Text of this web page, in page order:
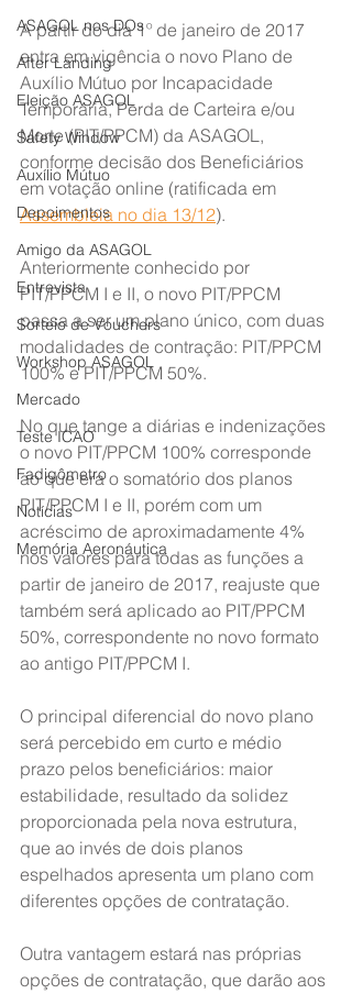
ASAGOL nos DOs
After Landing
Eleição ASAGOL
Safety Window
Auxílio Mútuo
Depoimentos
Amigo da ASAGOL
Entrevista
Sorteio de Vouchers
Workshop ASAGOL
Mercado
Teste ICAO
Fadigômetro
Notícias
Memória Aeronáutica
A partir do dia 1º de janeiro de 2017
entra em vigência o novo Plano de
Auxílio Mútuo por Incapacidade
Temporária, Perda de Carteira e/ou
Morte (PIT/PPCM) da ASAGOL,
conforme decisão dos Beneficiários
em votação online (ratificada em
Assembleia no dia 13/12).
Anteriormente conhecido por
PIT/PPCM I e II, o novo PIT/PPCM
passa a ser um plano único, com duas
modalidades de contração: PIT/PPCM
100% e PIT/PPCM 50%.
No que tange a diárias e indenizações
o novo PIT/PPCM 100% corresponde
ao que era o somatório dos planos
PIT/PPCM I e II, porém com um
acréscimo de aproximadamente 4%
nos valores para todas as funções a
partir de janeiro de 2017, reajuste que
também será aplicado ao PIT/PPCM
50%, correspondente no novo formato
ao antigo PIT/PPCM I.
O principal diferencial do novo plano
será percebido em curto e médio
prazo pelos beneficiários: maior
estabilidade, resultado da solidez
proporcionada pela nova estrutura,
que ao invés de dois planos
espelhados apresenta um plano com
diferentes opções de contratação.
Outra vantagem estará nas próprias
opções de contratação, que darão aos